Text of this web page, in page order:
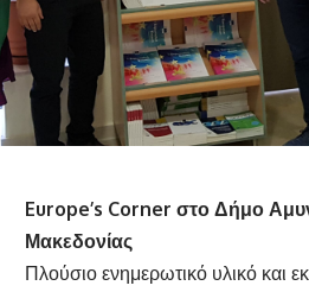
Europe’s Corner στο Δήμο
Μακεδονίας
Πλούσιο ενημερωτικό υλικό και